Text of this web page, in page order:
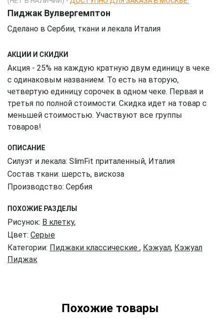
Пиджак Вулвергемптон
Сделано в Сербии, ткани и лекала Италия
АКЦИИ И СКИДКИ
Акция - 25% на каждую кратную двум единицу в чеке
с одинаковым названием. То есть на вторую,
четвертую единицу сорочек в одном чеке. Первая и
третья по полной стоимости. Скидка идет на товар с
меньшей стоимостью. Участвуют все группы
товаров!
ОПИСАНИЕ
Силуэт и лекала: SlimFit приталенный, Италия
Состав ткани: шерсть, вискоза
Производство: Сербия
ПОХОЖИЕ РАЗДЕЛЫ
Рисунок: В клетку,
Цвет: Серые
Категории: Пиджаки классические , Кэжуал, Кэжуал
Пиджак
Похожие товары